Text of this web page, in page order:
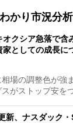
かり市況分析
オクシア急落で
家としての成長
場の調整色が強
がストップ安を
新、ナスダック